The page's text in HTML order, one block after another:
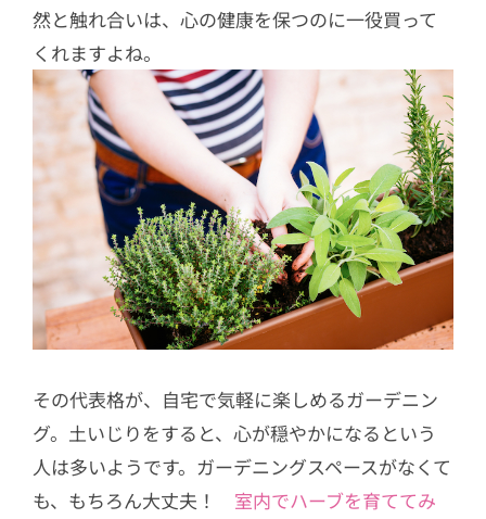
然と触れ合いは、心の健康を保つのに一役買って
くれますよね。
その代表格が、自宅で気軽に楽しめるガーデニン
グ。土いじりをすると、心が穏やかになるという
人は多いようです。ガーデニングスペースがなくて
も、もちろん大丈夫！ 室内でハーブを育ててみ